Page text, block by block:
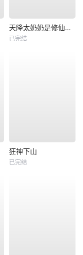
天降太奶奶是修仙老祖
已完结
狂神下山
已完结